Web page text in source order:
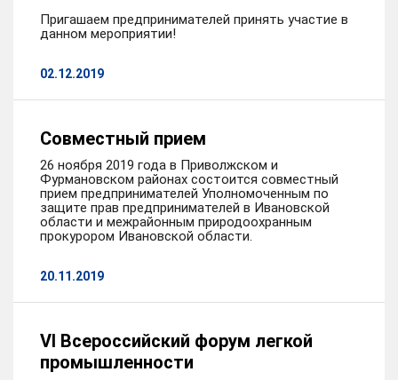
Пригашаем предпринимателей принять участие в
данном мероприятии!
02.12.2019
Совместный прием
26 ноября 2019 года в Приволжском и
Фурмановском районах состоится совместный
прием предпринимателей Уполномоченным по
защите прав предпринимателей в Ивановской
области и межрайонным природоохранным
прокурором Ивановской области.
20.11.2019
VI Всероссийский форум легкой
промышленности